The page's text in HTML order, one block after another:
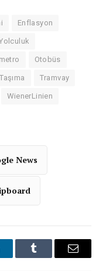
Enflasyon
metro Otobüs
Tramvay
WienerLinien
News
Tumblr Email